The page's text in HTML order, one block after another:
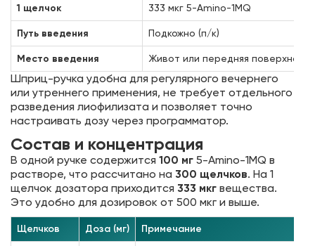
1 щелчок 333 мкг 5-Amino-1MQ
Путь введения Подкожно (п/к)
Место введения Живот или передняя
Шприц-ручка удобна для регулярного вечернего
или утреннего применения, не требует отдельного
разведения лиофилизата и позволяет точно
настраивать дозу через программатор.
Состав и концентрация
В одной ручке содержится 100 мг 5-Amino-1MQ в
растворе, что рассчитано на 300 щелчков. На 1
щелчок дозатора приходится 333 мкг вещества.
Это удобно для дозировок от 500 мкг и выше.
Щелчков Доза (мг) Примечание